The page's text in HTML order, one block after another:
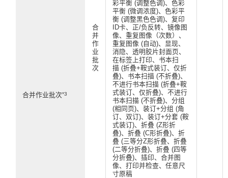
合并作业批次*3
合
并
作
业
批
次
彩平衡 (调整色调)、色彩
平衡 (微调浓度)、色彩平
衡 (调整黑色色调)、复印
ID卡、正/负反转、镜像图
像、重复图像（次数）、
重复图像 (自动)、显现、
消隐、透明胶片封面页、
在标签上打印、书本扫
描 (折叠+鞍式装订、仅折
叠)、书本扫描 (不折叠)、
不进行书本扫描 (折叠+鞍
式装订、仅折叠)、不进行
书本扫描 (不折叠)、分组
(相同页)、装订+分组 (角
订、双订)、装订+分套 (鞍
式装订)、折叠 (Z形折
叠)、折叠 (C形折叠)、折
叠 (三等分Z形折叠、折叠
(二等分折叠)、折叠 (四等
分折叠)、插印、合并图
像、打印并检查、任意尺
寸原稿